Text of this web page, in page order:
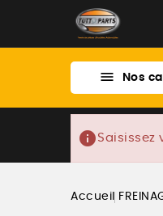
 Nos
info
Accueil